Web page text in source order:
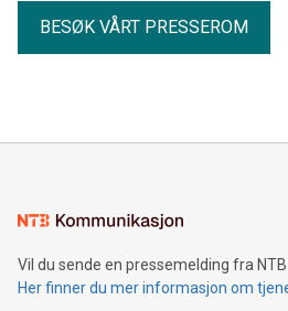
BESØK VÅRT PRESSEROM
Vil du sende en pressemelding fra
Her finner du mer informasjon om